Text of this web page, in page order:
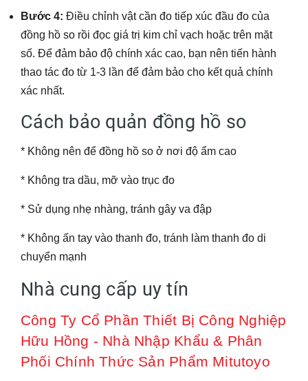
Bước 4: Điều chỉnh vật cần đo tiếp xúc đầu đo của
đồng hồ so rồi đọc giá trị kim chỉ vạch hoặc trên mặt
số. Để đảm bảo độ chính xác cao, bạn nên tiến hành
thao tác đo từ 1-3 lần để đảm bảo cho kết quả chính
xác nhất.
Cách bảo quản đồng hồ so
* Không nên để đồng hồ so ở nơi độ ẩm cao
* Không tra dầu, mỡ vào trục đo
* Sử dụng nhẹ nhàng, tránh gây va đập
* Không ấn tay vào thanh đo, tránh làm thanh đo di
chuyển mạnh
Nhà cung cấp uy tín
Công Ty Cổ Phần Thiết Bị Công Nghiệp
Hữu Hồng - Nhà Nhập Khẩu & Phân
Phối Chính Thức Sản Phẩm Mitutoyo